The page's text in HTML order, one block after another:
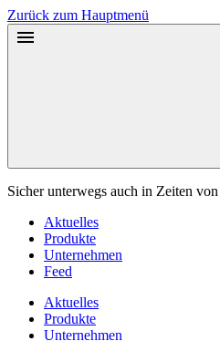
Zurück zum Hauptmenü
Sicher unterwegs auch in Zeiten
Aktuelles
Produkte
Unternehmen
Feed
Aktuelles
Produkte
Unternehmen